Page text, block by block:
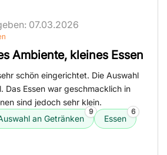
07.03.2026
Ambiente, kleines Essen
schön eingerichtet. Die Auswahl
Das Essen war geschmacklich in
sind jedoch sehr klein.
an Getränken
9
Essen
6